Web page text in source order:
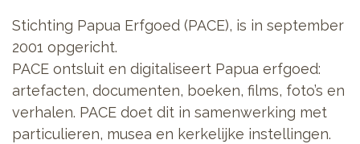
Stichting Papua Erfgoed (PACE), is in september
2001 opgericht.
PACE ontsluit en digitaliseert Papua erfgoed:
artefacten, documenten, boeken, films, foto’s en
verhalen. PACE doet dit in samenwerking met
particulieren, musea en kerkelijke instellingen.